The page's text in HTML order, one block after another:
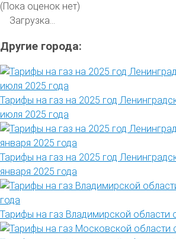
(Пока оценок нет)
Загрузка...
Другие города:
Тарифы на газ на 2025 год
июля 2025 года
Тарифы на газ на 2025 год
января 2025 года
Тарифы на газ Владимирской области